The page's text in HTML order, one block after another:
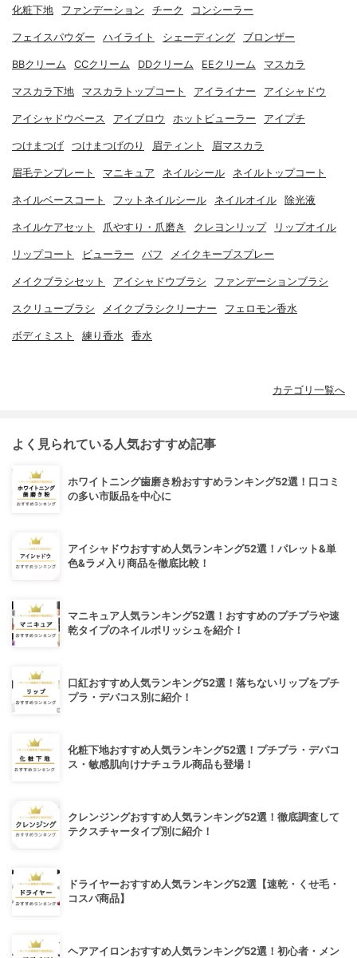
化粧下地 ファンデーション チーク コンシーラー
フェイスパウダー ハイライト シェーディング ブロンザー
BBクリーム CCクリーム DDクリーム EEクリーム マスカラ
マスカラ下地 マスカラトップコート アイライナー アイシャドウ
アイシャドウベース アイブロウ ホットビューラー アイプチ
つけまつげ つけまつげのり 眉ティント 眉マスカラ
眉毛テンプレート マニキュア ネイルシール ネイルトップコート
ネイルベースコート フットネイルシール ネイルオイル 除光液
ネイルケアセット 爪やすり・爪磨き クレヨンリップ リップオイル
リップコート ビューラー パフ メイクキープスプレー
メイクブラシセット アイシャドウブラシ ファンデーションブラシ
スクリューブラシ メイクブラシクリーナー フェロモン香水
ボディミスト 練り香水 香水
カテゴリ一覧へ
よく見られている人気おすすめ記事
ホワイトニング歯磨き粉おすすめランキング52選！口コミ
の多い市販品を中心に
アイシャドウおすすめ人気ランキング52選！パレット&単
色&ラメ入り商品を徹底比較！
マニキュア人気ランキング52選！おすすめのプチプラや速
乾タイプのネイルポリッシュを紹介！
口紅おすすめ人気ランキング52選！落ちないリップをプチ
プラ・デパコス別に紹介！
化粧下地おすすめ人気ランキング52選！プチプラ・デパコ
ス・敏感肌向けナチュラル商品も登場！
クレンジングおすすめ人気ランキング52選！徹底調査して
テクスチャータイプ別に紹介！
ドライヤーおすすめ人気ランキング52選【速乾・くせ毛・
コスパ商品】
ヘアアイロンおすすめ人気ランキング52選！初心者・メン